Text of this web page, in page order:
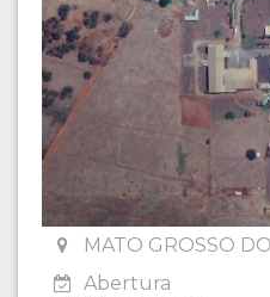
MATO GROSSO
Abertura